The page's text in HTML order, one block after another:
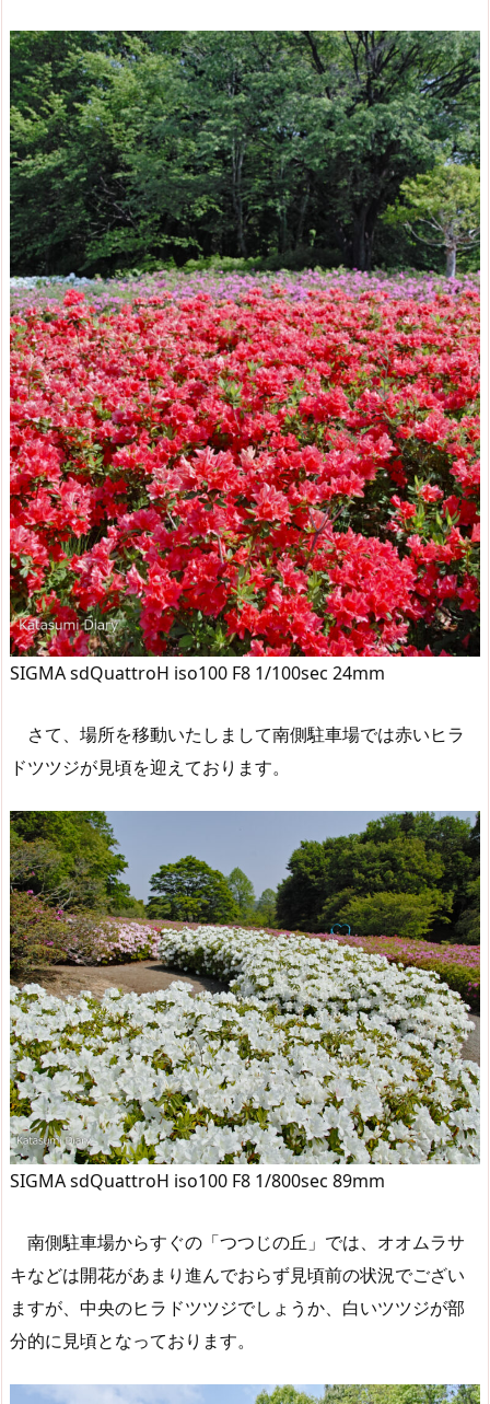
SIGMA sdQuattroH iso100 F8 1/100sec 24mm
さて、場所を移動いたしまして南側駐車場では赤いヒラ
ドツツジが見頃を迎えております。
SIGMA sdQuattroH iso100 F8 1/800sec 89mm
南側駐車場からすぐの「つつじの丘」では、オオムラサ
キなどは開花があまり進んでおらず見頃前の状況でござい
ますが、中央のヒラドツツジでしょうか、白いツツジが部
分的に見頃となっております。